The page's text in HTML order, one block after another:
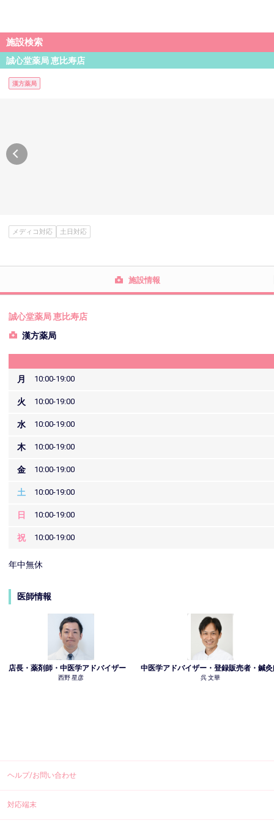
施設検索
誠心堂薬局 恵比寿店
漢方薬局
メディコ対応 土日対応
施設情報
誠心堂薬局 恵比寿店
漢方薬局
月 10:00-19:00
火 10:00-19:00
水 10:00-19:00
木 10:00-19:00
金 10:00-19:00
土 10:00-19:00
日 10:00-19:00
祝 10:00-19:00
年中無休
医師情報
店長・薬剤師・中医学アドバイザー
西野 星彦
中医学アドバイザー・登録販売者・鍼
呉 文華
ヘルプ/お問い合わせ
対応端末